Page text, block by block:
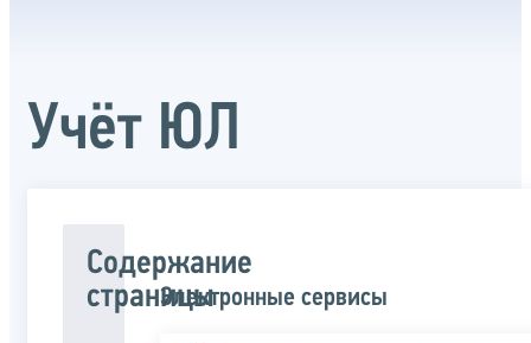
Учёт ЮЛ
Содержание
страницыЭлектронные сервисы